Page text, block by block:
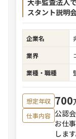
大手監査法人
スタント説明
企業名
業界
業種・職種
想定年収 700
仕事内容 公認
お仕
します